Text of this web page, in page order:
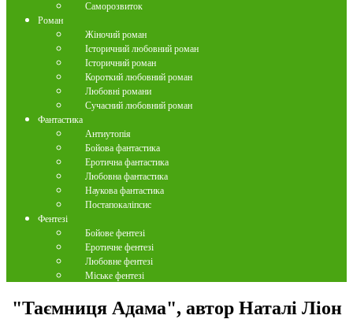
Саморозвиток
Роман
Жіночий роман
Історичний любовний роман
Історичний роман
Короткий любовний роман
Любовні романи
Сучасний любовний роман
Фантастика
Антиутопія
Бойова фантастика
Еротична фантастика
Любовна фантастика
Наукова фантастика
Постапокаліпсис
Фентезі
Бойове фентезі
Еротичне фентезі
Любовне фентезі
Міське фентезі
"Таємниця Адама", автор Наталі Ліон